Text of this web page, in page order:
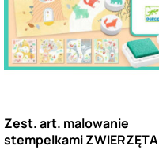
Zest. art. malowanie
stempelkami ZWIERZĘTA